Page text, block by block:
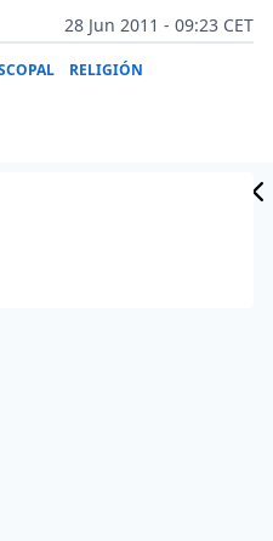
28 Jun 2011 - 09:23 CET
RELIGIÓN